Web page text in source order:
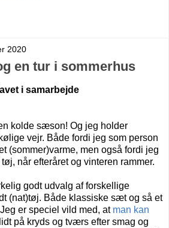
2020
en tur i sommerhus
i samarbejde
kolde sæson! Og jeg holder
vejr. Både fordi jeg som person
(sommer)varme, men også fordi jeg
når efteråret og vinteren rammer.
godt udvalg af forskellige
(nat)tøj. Både klassiske sæt og så et
er speciel vild med, at man kan
på kryds og tværs efter smag og